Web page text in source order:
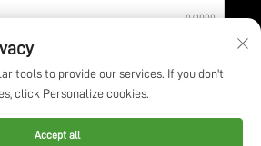
0/1000
Gửi
Công nghệ Bảo vệ Môi trường BOE
tools to provide our services. If you don't
click Personalize cookies.
Accept all